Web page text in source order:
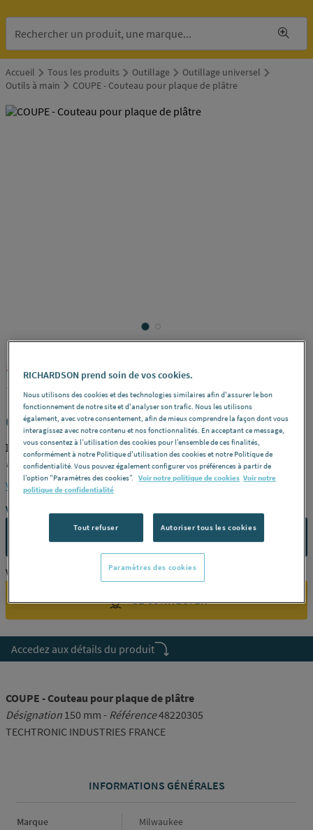
Accueil Tous les produits Outillage
Outillage universel
Outils à main
COUPE - Couteau pour plaque de plâtre
MILWAUKEE REF : 2689H
COUPE - Couteau pour plaque de plâtre
MILWAUKEE 48220305
Désignation150 mm -Référence48220305
Voir la description complète
Vous avez un projet ?
Vous êtes un professionnel ?
SE CONNECTER
Accedez aux détails du produit
COUPE - Couteau pour plaque de plâtre
Désignation 150 mm - Référence48220305
TECHTRONIC INDUSTRIES FRANCE
INFORMATIONS GÉNÉRALES
Informations générales
Marque Milwaukee
RICHARDSON prend soin de vos cookies.
Nous utilisons des cookies et des technologies similaires afin d'assurer le bon
fonctionnement de notre site et d'analyser son trafic. Nous les utilisons
également, avec votre consentement, afin de mieux comprendre la façon dont vous
interagissez avec notre contenu et nos fonctionnalités. En acceptant ce message,
vous consentez à l’utilisation des cookies pour l’ensemble de ces finalités,
conformément à notre Politique d'utilisation des cookies et notre Politique de
confidentialité. Vous pouvez également configurer vos préférences à partir de
l’option "Paramètres des cookies”. Voir notre politique de cookies Voir notre
politique de confidentialité
Tout refuser Autoriser tous les cookies
Paramètres des cookies